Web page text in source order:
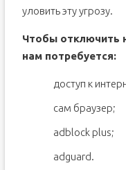
уловить эту угрозу.
Чтобы отключить
нам потребуется:
доступ к
сам браузер;
adblock plus;
adguard.